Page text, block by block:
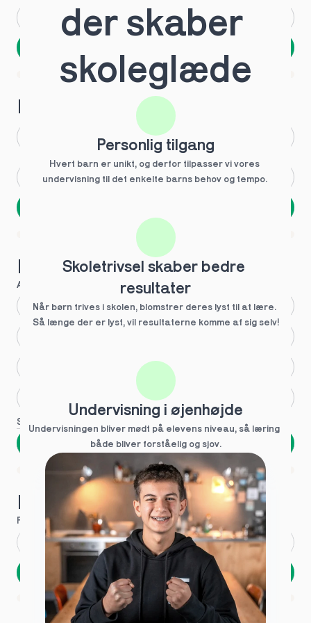
Andet Ved ikke
Spring over
1 ud af 9 for at finde den rette tutor
Hvilken årgang?
2.g Andet
Spring over
1 ud af 9 for at finde den rette tutor
Hvilke behov?
Anbefalet til dig
Fagligt boost
Se flere
Næste
Spring over
1 ud af 9 for at finde den rette tutor
Hvad hedder du?
Fornavn Efternavn*
Næste
Opbevares sikkert - oplysninger deles aldrig
1 ud af 9 for at finde den rette tutor
der skaber
skoleglæde
Personlig tilgang
Hvert barn er unikt, og derfor tilpasser vi vores
undervisning til det enkelte barns behov og tempo.
Skoletrivsel skaber bedre
resultater
Når børn trives i skolen, blomstrer deres lyst til at lære.
Så længe der er lyst, vil resultaterne komme af sig selv!
Undervisning i øjenhøjde
Undervisningen bliver mødt på elevens niveau, så læring
både bliver forståelig og sjov.